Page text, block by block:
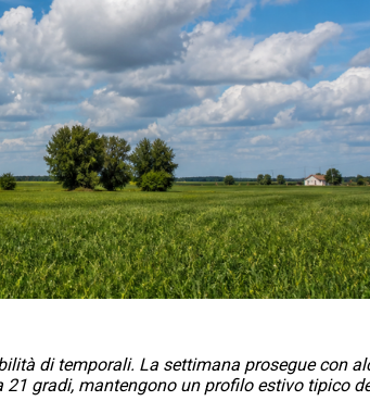
di temporali. La settimana prosegue con
gradi, mantengono un profilo estivo tipico